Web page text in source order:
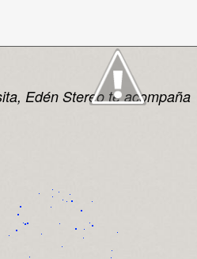
Edén Stereo te acompaña